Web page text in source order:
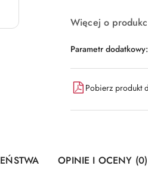
i
dostawa
Więcej o
Parametr dodatkowy:
Pobierz produkt
OPINIE I OCENY (0)